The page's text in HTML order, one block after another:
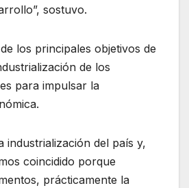
sostuvo.
los principales objetivos de
de los
para impulsar la
industrialización del país y,
coincidido porque
prácticamente la